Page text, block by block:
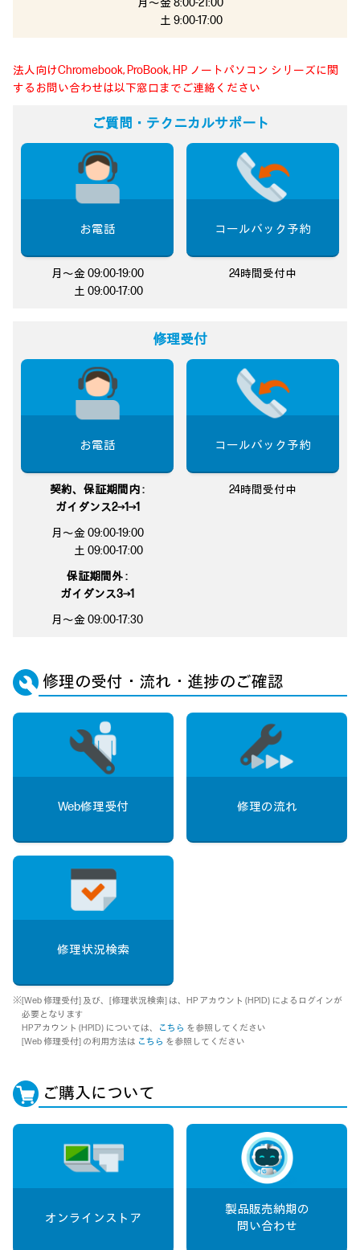
月～金 8:00-21:00
土 9:00-17:00
法人向けChromebook, ProBook, HP ノートパソコン シリーズに関
するお問い合わせは以下窓口までご連絡ください
ご質問・テクニカルサポート
お電話
月～金 09:00-19:00
土 09:00-17:00
コールバック予約
24時間受付中
修理受付
お電話
契約、保証期間内 :
ガイダンス2→1→1
月～金 09:00-19:00
土 09:00-17:00
保証期間外 :
ガイダンス3→1
月～金 09:00-17:30
コールバック予約
24時間受付中
修理の受付・流れ・進捗のご確認
Web修理受付 修理の流れ
修理状況検索
※[Web 修理受付] 及び、[修理状況検索] は、HP アカウント (HPID) によるログインが
必要となります
HPアカウント (HPID) については、
こちら を参照してください
[Web 修理受付] の利用方法は こちら を参照してください
ご購入について
オンラインストア
製品販売納期の
問い合わせ